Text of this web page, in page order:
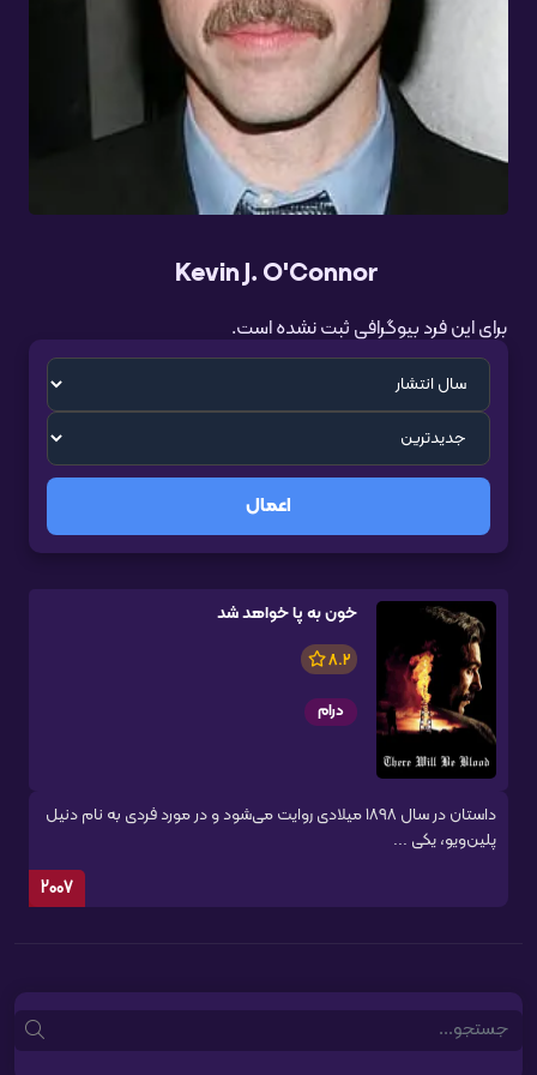
Kevin J. O'Connor
برای این فرد بیوگرافی ثبت نشده است.
اعمال
خون به پا خواهد شد
8.2
درام
داستان در سال ۱۸۹۸ میلادی روایت می‌شود و در مورد فردی به نام دنیل
پلین‌ویو، یکی ...
2007
Search